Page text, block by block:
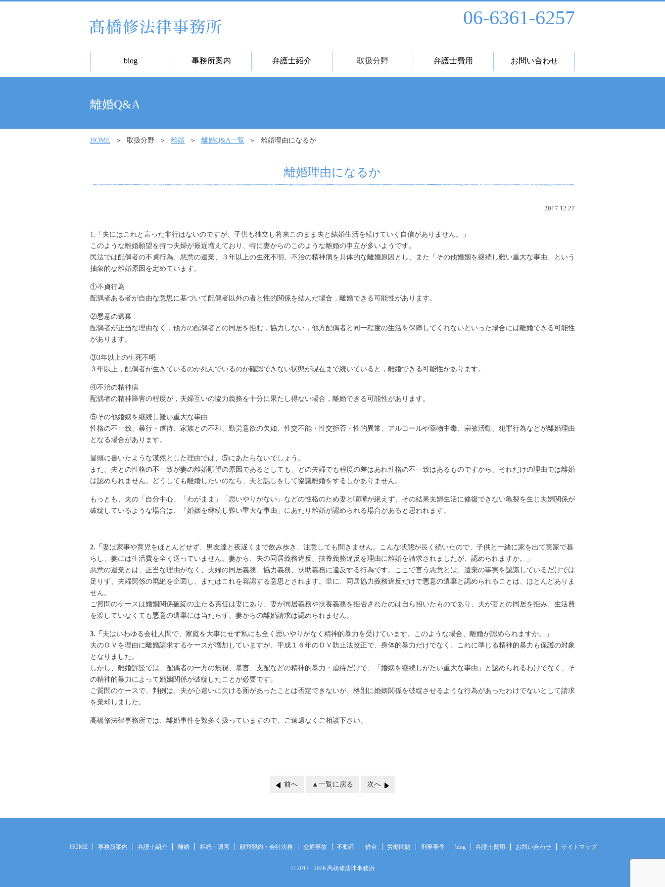
06-6361-6257
blog 事務所案内 弁護士紹介 取扱分野 弁護士費用 お問い合わせ
離婚Q&A
HOME 取扱分野 離婚 離婚Q&A一覧 離婚理由になるか
離婚理由になるか
2017.12.27
1.「夫にはこれと言った非行はないのですが、子供も独立し将来このまま夫と結婚生活を続けていく自信がありません。」
このような離婚願望を持つ夫婦が最近増えており、特に妻からのこのような離婚の申立が多いようです。
民法では配偶者の不貞行為、悪意の遺棄、３年以上の生死不明、不治の精神病を具体的な離婚原因とし、また「その他婚姻を継続し難い重大な事由」という
抽象的な離婚原因を定めています。
①不貞行為
配偶者ある者が自由な意思に基づいて配偶者以外の者と性的関係を結んだ場合，離婚できる可能性があります。
②悪意の遺棄
配偶者が正当な理由なく，他方の配偶者との同居を拒む，協力しない，他方配偶者と同一程度の生活を保障してくれないといった場合には離婚できる可能性
があります。
③3年以上の生死不明
３年以上，配偶者が生きているのか死んでいるのか確認できない状態が現在まで続いていると，離婚できる可能性があります。
④不治の精神病
配偶者の精神障害の程度が，夫婦互いの協力義務を十分に果たし得ない場合，離婚できる可能性があります。
⑤その他婚姻を継続し難い重大な事由
性格の不一致、暴行・虐待、家族との不和、勤労意欲の欠如、性交不能・性交拒否・性的異常、アルコールや薬物中毒、宗教活動、犯罪行為などが離婚理由
となる場合があります。
冒頭に書いたような漠然とした理由では、⑤にあたらないでしょう。
また、夫との性格の不一致が妻の離婚願望の原因であるとしても、どの夫婦でも程度の差はあれ性格の不一致はあるものですから、それだけの理由では離婚
は認められません。どうしても離婚したいのなら、夫と話しをして協議離婚をするしかありません。
もっとも、夫の「自分中心」「わがまま」「思いやりがない」などの性格のため妻と喧嘩が絶えず、その結果夫婦生活に修復できない亀裂を生じ夫婦関係が
破綻しているような場合は、「婚姻を継続し難い重大な事由」にあたり離婚が認められる場合があると思われます。
2.「 妻は家事や育児をほとんどせず、男友達と夜遅くまで飲み歩き、注意しても聞きません。こんな状態が長く続いたので、子供と一緒に家を出て実家で暮
らし、妻には生活費を全く送っていません。妻から、夫の同居義務違反、扶養義務違反を理由に離婚を請求されましたが、認められますか。」
悪意の遺棄とは、正当な理由がなく、夫婦の同居義務、協力義務、扶助義務に違反する行為です。ここで言う悪意とは、遺棄の事実を認識しているだけでは
足りず、夫婦関係の廃絶を企図し、またはこれを容認する意思とされます。単に、同居協力義務違反だけで悪意の遺棄と認められることは、ほとんどありま
せん。
ご質問のケースは婚姻関係破綻の主たる責任は妻にあり、妻が同居義務や扶養義務を拒否されたのは自ら招いたものであり、夫が妻との同居を拒み、生活費
を渡していなくても悪意の遺棄には当たらず、妻からの離婚請求は認められません。
3.「 夫はいわゆる会社人間で、家庭を大事にせず私にも全く思いやりがなく精神的暴力を受けています。このような場合、離婚が認められますか。」
夫のＤＶを理由に離婚請求するケースが増加していますが、平成１６年のＤＶ防止法改正で、身体的暴力だけでなく、これに準じる精神的暴力も保護の対象
となりました。
しかし、離婚訴訟では、配偶者の一方の無視、暴言、支配などの精神的暴力・虐待だけで、「婚姻を継続しがたい重大な事由」と認められるわけでなく、そ
の精神的暴力によって婚姻関係が破綻したことが必要です。
ご質問のケースで、判例は、夫が心遣いに欠ける面があったことは否定できないが、格別に婚姻関係を破綻させるような行為があったわけでないとして請求
を棄却しました。
髙橋修法律事務所では、離婚事件を数多く扱っていますので、ご遠慮なくご相談下さい。
前へ ▲一覧に戻る 次へ
HOME 事務所案内 弁護士紹介 離婚 相続・遺言 顧問契約・会社法務 交通事故 不動産 借金 労働問題 刑事事件 blog 弁護士費用 お問い合わせ サイトマップ
© 2017 - 2026 髙橋修法律事務所